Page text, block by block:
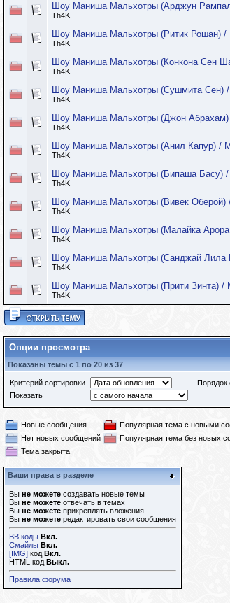
Шоу Маниша Мальхотры (Арджун
Th4K
Шоу Маниша Мальхотры (Ритик Рошан) /
Th4K
Шоу Маниша Мальхотры (Конкона Сен
Th4K
Шоу Маниша Мальхотры (Сушмита Сен) /
Th4K
Шоу Маниша Мальхотры (Джон Абрахам)
Th4K
Шоу Маниша Мальхотры (Анил Капур) /
Th4K
Шоу Маниша Мальхотры (Бипаша Басу) /
Th4K
Шоу Маниша Мальхотры (Вивек Оберой)
Th4K
Шоу Маниша Мальхотры (Малайка
Th4K
Шоу Маниша Мальхотры (Санджай Лила
Th4K
Шоу Маниша Мальхотры (Прити Зинта) /
Th4K
Опции просмотра
Показаны темы с 1 по 20 из 37
Критерий сортировки
Порядок
Показать
Новые сообщения
Популярная тема с новыми
Нет новых сообщений
Популярная тема без новых
Тема закрыта
Ваши права в разделе
Вы не можете создавать новые темы
Вы не можете отвечать в темах
Вы не можете прикреплять вложения
Вы не можете редактировать свои сообщения
BB коды Вкл.
Смайлы Вкл.
[IMG] код Вкл.
HTML код Выкл.
Правила форума